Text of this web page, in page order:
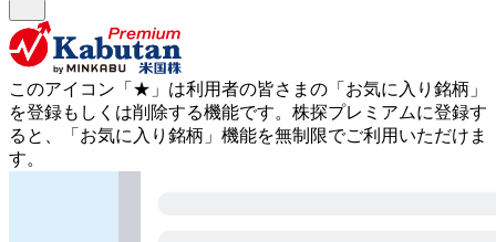
このアイコン 「★」 は利用者の皆さまの 「お気に入り銘柄」
を登録もしくは削除する機能です。 株探プレミアムに登録す
ると、「お気に入り銘柄」機能を無制限でご利用いただけま
す。